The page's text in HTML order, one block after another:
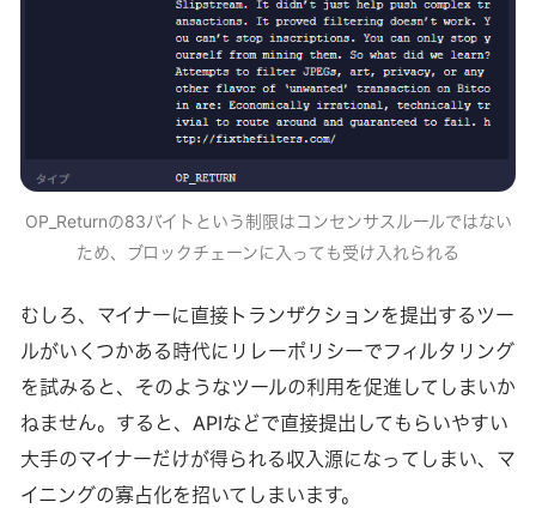
OP_Returnの83バイトという制限はコンセンサスルールではない
ため、ブロックチェーンに入っても受け入れられる
むしろ、マイナーに直接トランザクションを提出するツー
ルがいくつかある時代にリレーポリシーでフィルタリング
を試みると、そのようなツールの利用を促進してしまいか
ねません。すると、APIなどで直接提出してもらいやすい
大手のマイナーだけが得られる収入源になってしまい、マ
イニングの寡占化を招いてしまいます。